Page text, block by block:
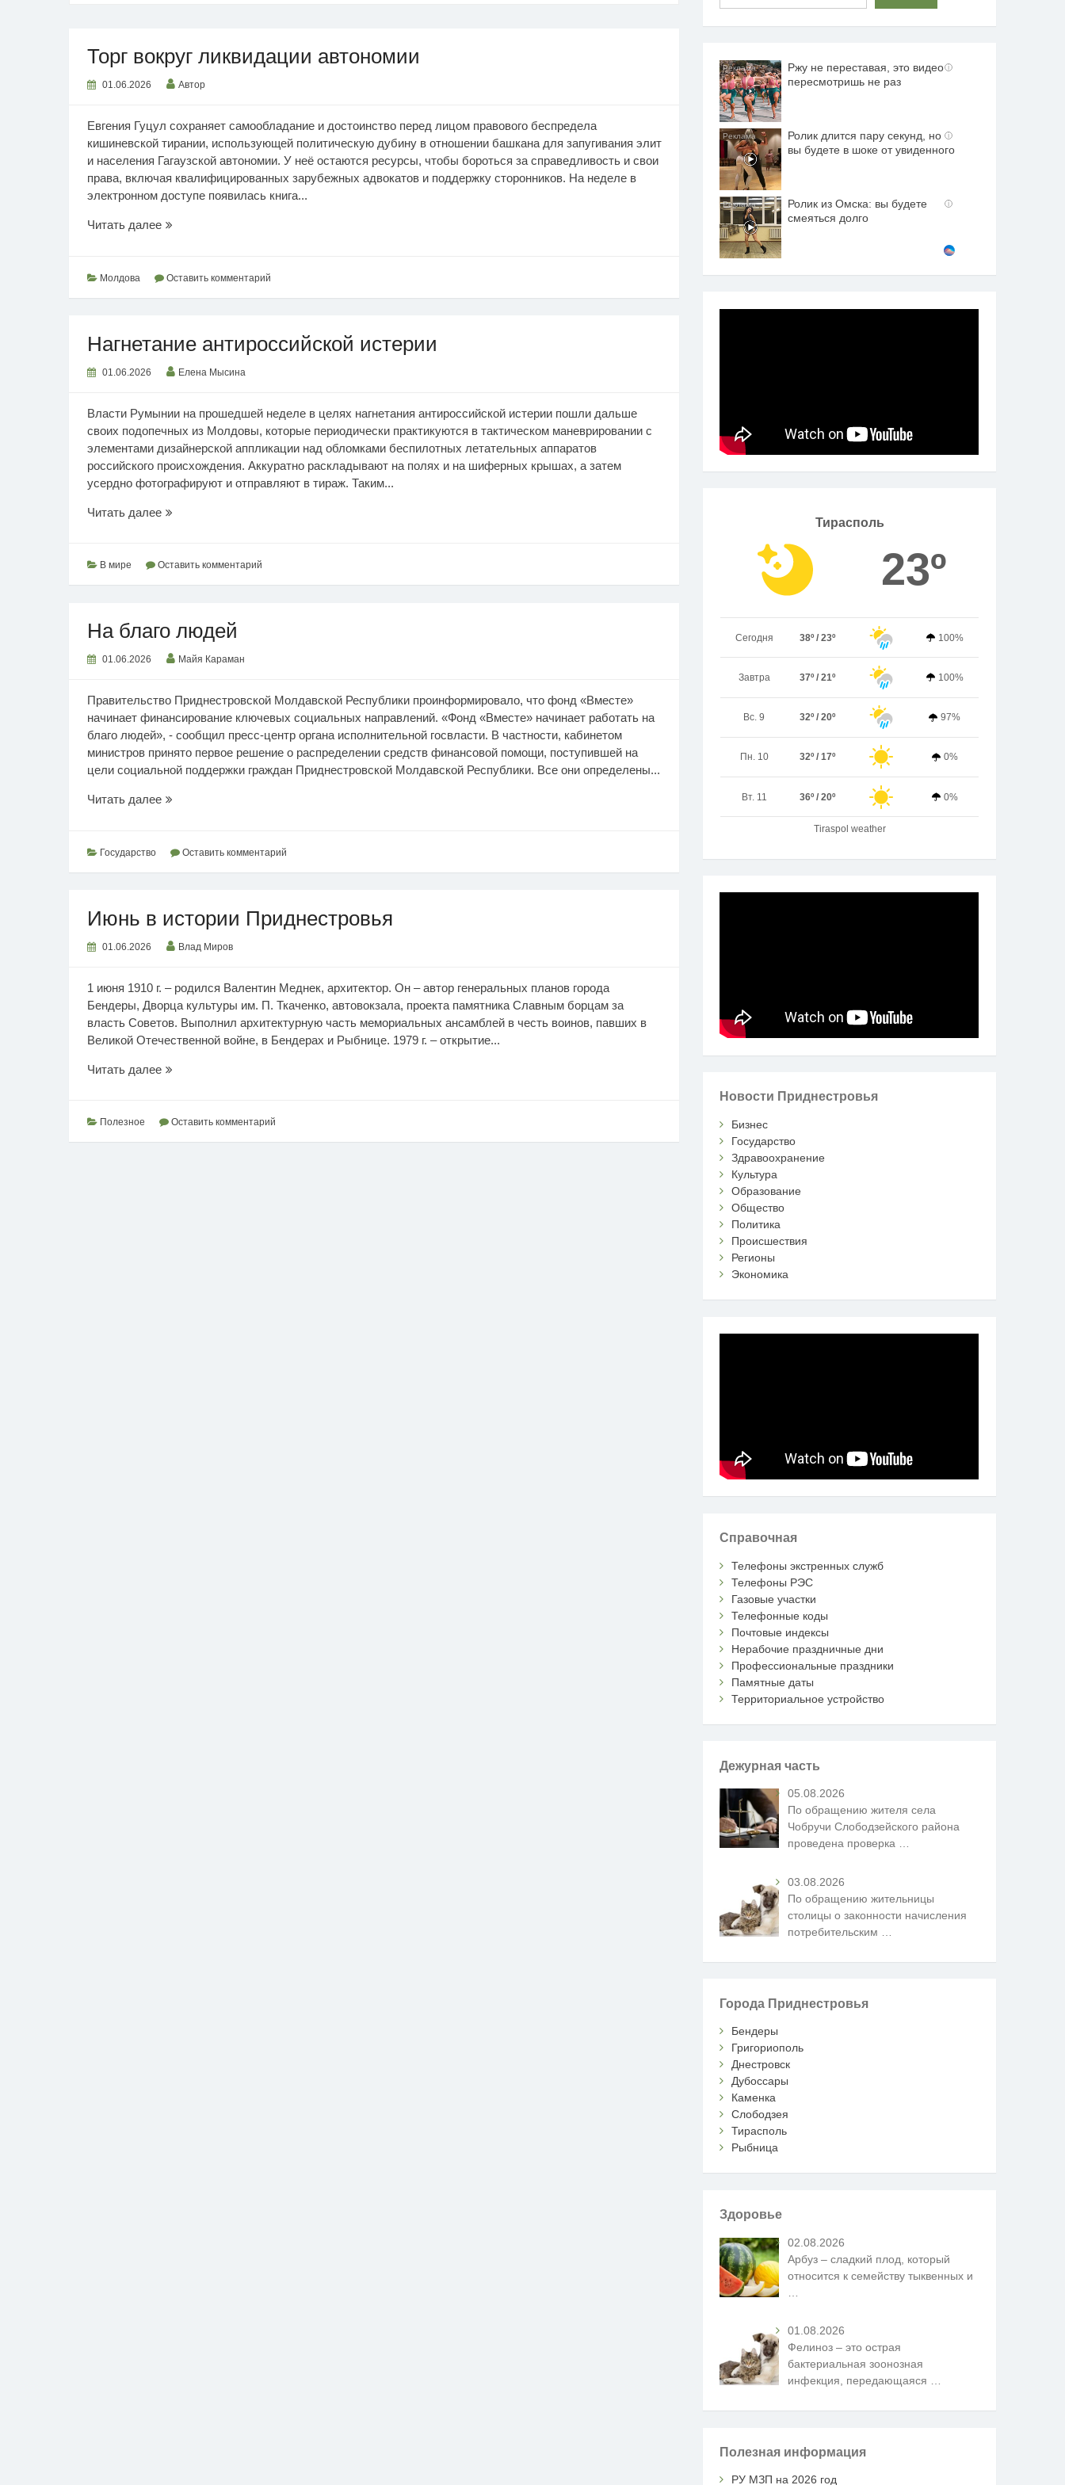
Торг вокруг ликвидации автономии
01.06.2026 Автор
Евгения Гуцул сохраняет самообладание и достоинство перед лицом правового беспредела
кишиневской тирании, использующей политическую дубину в отношении башкана для запугивания элит
и населения Гагаузской автономии. У неё остаются ресурсы, чтобы бороться за справедливость и свои
права, включая квалифицированных зарубежных адвокатов и поддержку сторонников. На неделе в
электронном доступе появилась книга...
Читать далееТорг
автономии
Молдова Оставить комментарий
Нагнетание антироссийской истерии
01.06.2026 Елена Мысина
Власти Румынии на прошедшей неделе в целях нагнетания антироссийской истерии пошли дальше
своих подопечных из Молдовы, которые периодически практикуются в тактическом маневрировании с
элементами дизайнерской аппликации над обломками беспилотных летательных аппаратов
российского происхождения. Аккуратно раскладывают на полях и на шиферных крышах, а затем
усердно фотографируют и отправляют в тираж. Таким...
Читать далееНагнетание
В мире Оставить комментарий
На благо людей
01.06.2026 Майя Караман
Правительство Приднестровской Молдавской Республики проинформировало, что фонд «Вместе»
начинает финансирование ключевых социальных направлений. «Фонд «Вместе» начинает работать на
благо людей», - сообщил пресс-центр органа исполнительной госвласти. В частности, кабинетом
министров принято первое решение о распределении средств финансовой помощи, поступившей на
цели социальной поддержки граждан Приднестровской Молдавской Республики. Все они определены...
Читать далееНа
Государство Оставить комментарий
Июнь в истории Приднестровья
01.06.2026 Влад Миров
1 июня 1910 г. – родился Валентин Меднек, архитектор. Он – автор генеральных планов города
Бендеры, Дворца культуры им. П. Ткаченко, автовокзала, проекта памятника Славным борцам за
власть Советов. Выполнил архитектурную часть мемориальных ансамблей в честь воинов, павших в
Великой Отечественной войне, в Бендерах и Рыбнице. 1979 г. – открытие...
Читать далееИюнь
Приднестровья
Полезное Оставить комментарий
i
Ржу не переставая, это видео
пересмотришь не раз
i
Ролик длится пару секунд, но
вы будете в шоке от увиденного
i
Ролик из Омска: вы будете
смеяться долго
Тирасполь
23º
Сегодня 38º / 23º 100%
Завтра 37º / 21º 100%
Вс. 9 32º / 20º 97%
Пн. 10 32º / 17º 0%
Вт. 11 36º / 20º 0%
Tiraspol weather
Новости Приднестровья
Бизнес
Государство
Здравоохранение
Культура
Образование
Общество
Политика
Происшествия
Регионы
Экономика
Справочная
Телефоны экстренных служб
Телефоны РЭС
Газовые участки
Телефонные коды
Почтовые индексы
Нерабочие праздничные дни
Профессиональные праздники
Памятные даты
Территориальное устройство
Дежурная часть
05.08.2026
По обращению жителя села
Чобручи Слободзейского района
проведена проверка …
03.08.2026
По обращению жительницы
столицы о законности начисления
потребительским
Города Приднестровья
Бендеры
Григориополь
Днестровск
Дубоссары
Каменка
Слободзея
Тирасполь
Рыбница
Здоровье
02.08.2026
Арбуз – сладкий плод, который
относится к семейству тыквенных и
01.08.2026
Фелиноз – это острая
бактериальная зоонозная
инфекция, передающаяся
Полезная информация
РУ МЗП на 2026 год